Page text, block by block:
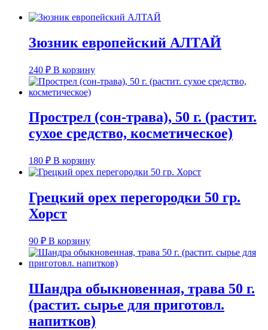
Зюзник европейский АЛТАЙ
240 ₽ В корзину
Прострел (сон-трава), 50 г. (растит.
сухое средство, косметическое)
180 ₽ В корзину
Грецкий орех перегородки 50 гр.
Хорст
90 ₽ В корзину
Шандра обыкновенная, трава 50 г.
(растит. сырье для приготовл.
напитков)